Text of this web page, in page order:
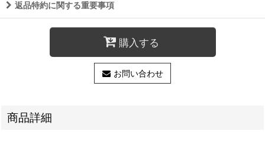
返品特約に関する重要事項
購入する
お問い合わせ
商品詳細